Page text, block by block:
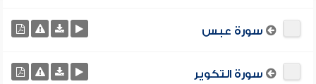
سورة عبس
سورة التكوير